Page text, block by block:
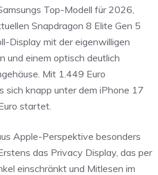
Top-Modell für 2026,
Snapdragon 8 Elite Gen 5
Display mit der eigenwilligen
und einem optisch deutlich
Mit 1.449 Euro
sich knapp unter dem iPhone 17
startet.
Apple-Perspektive besonders
das Privacy Display, das per
einschränkt und Mitlesen im